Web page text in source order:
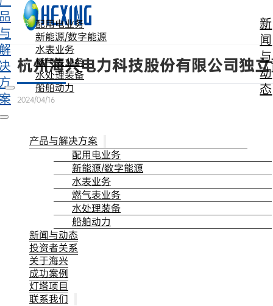
跳转到主要内容 跳转到页脚
配用电业务
新能源/数字能源
水表业务
燃气表业务
水处理装备
船舶动力
新
闻
与
动
态
产品与解决方案
配用电业务
新能源/数字能源
水表业务
燃气表业务
水处理装备
船舶动力
新闻与动态
投资者关系
关于海兴
成功案例
灯塔项目
联系我们
杭州海兴电力科技股份有限公司独
2024/04/16